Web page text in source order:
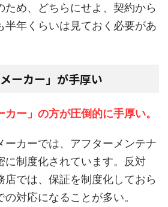
ため、どちらにせよ、契約から
半年くらいは見ておく必要があ
ーカー」が手厚い
ー」の方が圧倒的に手厚い。
ーカーでは、アフターメンテナ
に制度化されています。反対
店では、保証を制度化しておら
対応になることが多い。